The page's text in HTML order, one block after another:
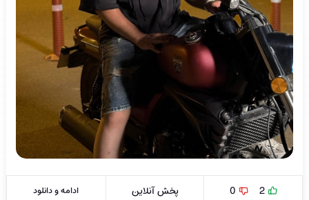
2
0 پخش آنلاین ادامه و دانلود